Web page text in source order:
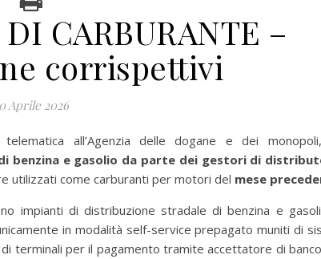
CARBURANTE –
corrispettivi
Aprile 2026
all’Agenzia delle dogane e dei
benzina e gasolio da parte dei gestori di
utilizzati come carburanti per motori del mese
impianti di distribuzione stradale di benzina e
in modalità self-service prepagato muniti di
terminali per il pagamento tramite accettatore di